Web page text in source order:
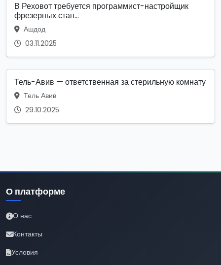
В Реховот требуется программист-настройщик
фрезерных стан...
Ашдод
03.11.2025
Тель-Авив — ответственная за стерильную комнату
Тель Авив
29.10.2025
О платформе
О нас
Контакты
Условия